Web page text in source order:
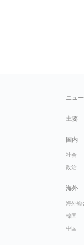
ニュ
主要
国内
社会
政治
海外
海外総
韓国
中国